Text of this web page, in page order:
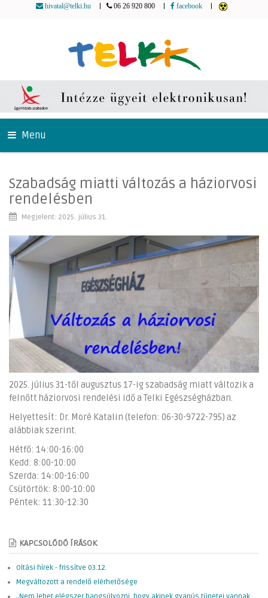
hivatal@telki.hu 06 26 920 800 facebook
Menu
Szabadság miatti változás a háziorvosi
rendelésben
Megjelent: 2025. július 31.
2025. július 31-től augusztus 17-ig szabadság miatt változik a
felnőtt háziorvosi rendelési idő a Telki Egészségházban.
Helyettesít: Dr. Moré Katalin (telefon: 06-30-9722-795) az
alábbiak szerint.
Hétfő: 14:00-16:00
Kedd: 8:00-10:00
Szerda: 14:00-16:00
Csütörtök: 8:00-10:00
Péntek: 11:30-12:30
KAPCSOLÓDÓ ÍRÁSOK
Oltási hírek - frissítve 03.12.
Megváltozott a rendelő elérhetősége